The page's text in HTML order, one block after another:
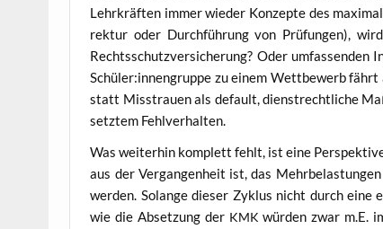
Lehr­kräf­ten immer wie­der Kon­zep­te des
rek­tur oder Durch­füh­rung von Prü­fun­gen),
Rechts­schutz­ver­si­che­rung? Oder umfas­sen­den
Schüler:innengruppe zu einem Wett­be­werb
statt Miss­trau­en als default, dienst­recht­li­che
setz­tem Fehlverhalten.
Was wei­ter­hin kom­plett fehlt, ist eine
aus der Ver­gan­gen­heit ist, das
wer­den. Solan­ge die­ser Zyklus nicht durch eine
wie die Abset­zung der KMK wür­den zwar m.E.